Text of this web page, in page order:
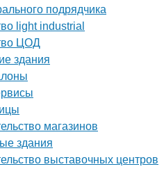
подрядчика
light industrial
ЦОД
здания
магазинов
здания
выставочных центров